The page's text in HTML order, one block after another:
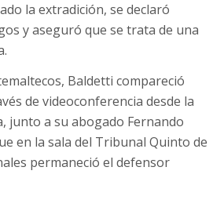
la extradición, se declaró
y aseguró que se trata de una
Baldetti compareció
de videoconferencia desde la
junto a su abogado Fernando
en la sala del Tribunal Quinto de
permaneció el defensor